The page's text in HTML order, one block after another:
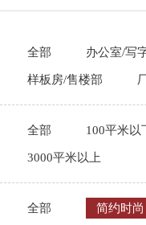
全部 办公室/写
样板房/售楼部
全部 100平米以
3000平米以上
全部 简约时尚